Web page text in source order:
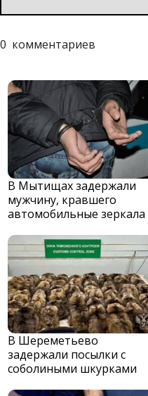
0 комментариев
В Мытищах задержали
мужчину, кравшего
автомобильные зеркала
В Шереметьево
задержали посылки с
соболиными шкурками